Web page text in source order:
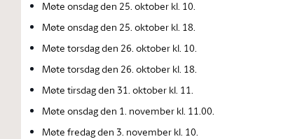
Møte onsdag den 25. oktober kl. 10.
Møte onsdag den 25. oktober kl. 18.
Møte torsdag den 26. oktober kl. 10.
Møte torsdag den 26. oktober kl. 18.
Møte tirsdag den 31. oktober kl. 11.
Møte onsdag den 1. november kl. 11.00.
Møte fredag den 3. november kl. 10.